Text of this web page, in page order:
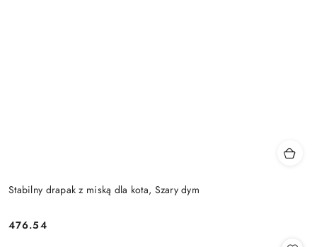
Stabilny drapak z miską dla kota, Szary dym
Cena:
476.54